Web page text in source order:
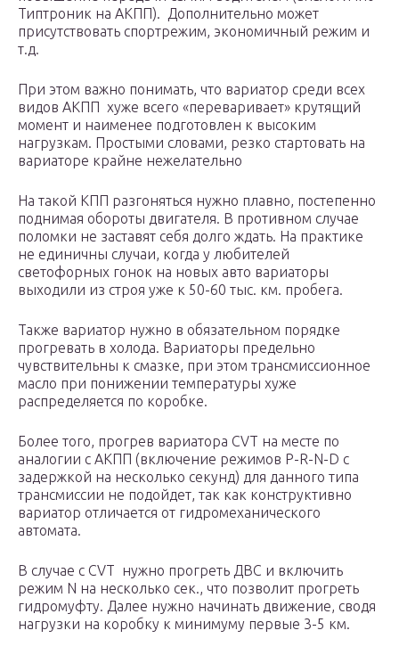
Типтроник на АКПП). Дополнительно может
присутствовать спортрежим, экономичный режим и
т.д.
При этом важно понимать, что вариатор среди всех
видов АКПП хуже всего «переваривает» крутящий
момент и наименее подготовлен к высоким
нагрузкам. Простыми словами, резко стартовать на
вариаторе крайне нежелательно
На такой КПП разгоняться нужно плавно, постепенно
поднимая обороты двигателя. В противном случае
поломки не заставят себя долго ждать. На практике
не единичны случаи, когда у любителей
светофорных гонок на новых авто вариаторы
выходили из строя уже к 50-60 тыс. км. пробега.
Также вариатор нужно в обязательном порядке
прогревать в холода. Вариаторы предельно
чувствительны к смазке, при этом трансмиссионное
масло при понижении температуры хуже
распределяется по коробке.
Более того, прогрев вариатора CVT на месте по
аналогии с АКПП (включение режимов P-R-N-D с
задержкой на несколько секунд) для данного типа
трансмиссии не подойдет, так как конструктивно
вариатор отличается от гидромеханического
автомата.
В случае с CVT нужно прогреть ДВС и включить
режим N на несколько сек., что позволит прогреть
гидромуфту. Далее нужно начинать движение, сводя
нагрузки на коробку к минимуму первые 3-5 км.